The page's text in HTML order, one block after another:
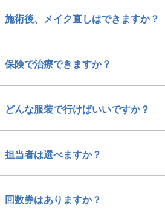
施術後、メイク直しはできますか？
保険で治療できますか？
どんな服装で行けばいいですか？
担当者は選べますか？
回数券はありますか？